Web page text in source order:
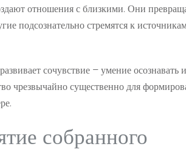
отношения с близкими. Они
подсознательно стремятся к
сочувствие – умение осознавать и
чрезвычайно существенно для
собранного